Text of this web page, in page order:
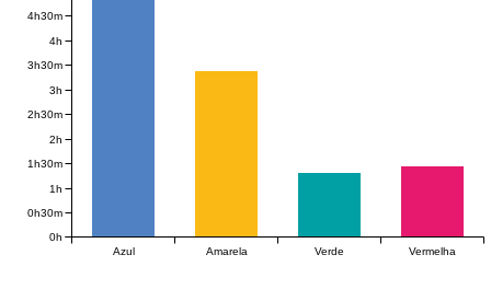
Azul Amarela Verde Vermelha
0h
0h30m
1h
1h30m
2h
2h30m
3h
3h30m
4h
4h30m